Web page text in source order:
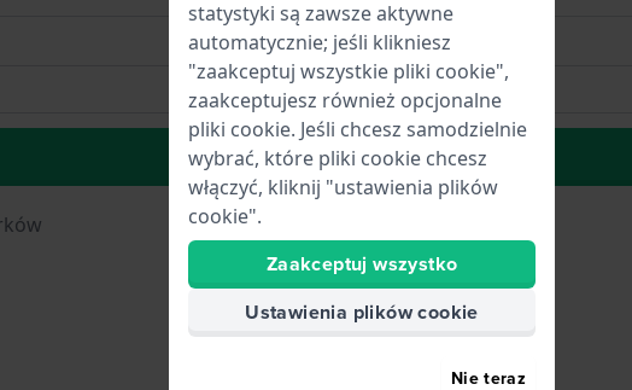
do Listy Życzeń
statystyki są zawsze aktywne
automatycznie; jeśli klikniesz
"zaakceptuj wszystkie pliki cookie",
zaakceptujesz również opcjonalne
pliki cookie. Jeśli chcesz samodzielnie
wybrać, które pliki cookie chcesz
włączyć, kliknij "ustawienia plików
cookie".
Zaakceptuj wszystko
Ustawienia plików cookie
Nie teraz